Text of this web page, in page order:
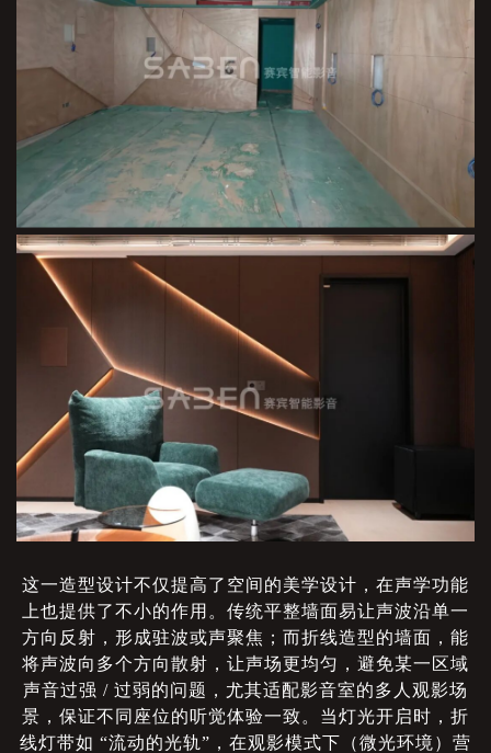
这一造型设计不仅提高了空间的美学设计，在声学功能
上也提供了不小的作用。传统平整墙面易让声波沿单一
方向反射，形成驻波或声聚焦；而折线造型的墙面，能
将声波向多个方向散射，让声场更均匀，避免某一区域
声音过强 / 过弱的问题，尤其适配影音室的多人观影场
景，保证不同座位的听觉体验一致。当灯光开启时，折
线灯带如 “流动的光轨”，在观影模式下（微光环境）营